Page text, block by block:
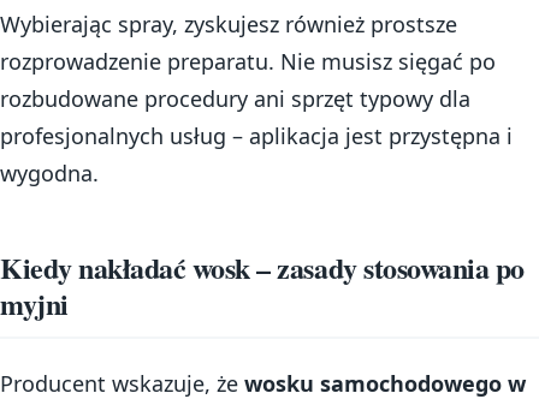
Wybierając spray, zyskujesz również prostsze
rozprowadzenie preparatu. Nie musisz sięgać po
rozbudowane procedury ani sprzęt typowy dla
profesjonalnych usług – aplikacja jest przystępna i
wygodna.
Kiedy nakładać wosk – zasady stosowania po
myjni
Producent wskazuje, że wosku samochodowego w